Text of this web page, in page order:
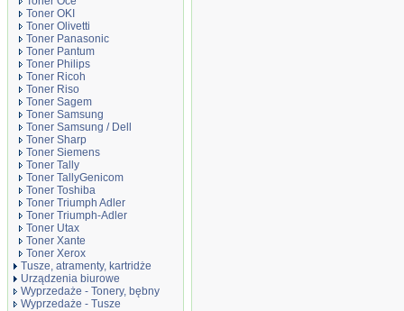
Toner OKI
Toner Olivetti
Toner Panasonic
Toner Pantum
Toner Philips
Toner Ricoh
Toner Riso
Toner Sagem
Toner Samsung
Toner Samsung / Dell
Toner Sharp
Toner Siemens
Toner Tally
Toner TallyGenicom
Toner Toshiba
Toner Triumph Adler
Toner Triumph-Adler
Toner Utax
Toner Xante
Toner Xerox
Tusze, atramenty, kartridże
Urządzenia biurowe
Wyprzedaże - Tonery, bębny
Wyprzedaże - Tusze